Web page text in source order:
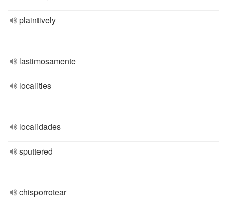
plaintively
lastimosamente
localities
localidades
sputtered
chisporrotear